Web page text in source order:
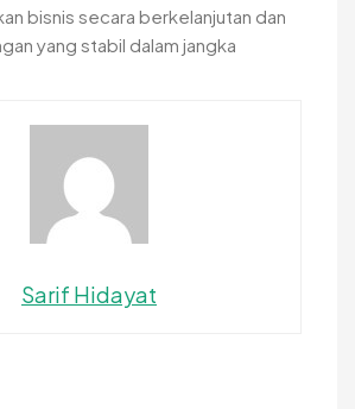
bisnis secara berkelanjutan dan
yang stabil dalam jangka
Sarif Hidayat